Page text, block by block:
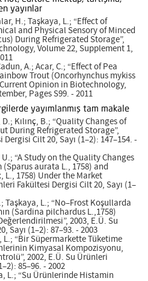
yayınlar
H.; Taşkaya, L.; “Effect of
and Physical Sensory of Minced
During Refrigerated Storage”,
Volume 22, Supplement 1,
A.; Acar, C.; “Effect of Pea
Trout (Oncorhynchus mykiss
Opinion in Biotechnology,
Pages S99. - 2011
yayımlanmış tam makale
Kılınç, B.; “Quality Changes of
During Refrigerated Storage”,
Cilt 20, Sayı (1–2): 147–154. -
“A Study on the Quality Changes
aurata L., 1758) and
1758) Under the Market
Fakültesi Dergisi Cilt 20, Sayı (1–
Taşkaya, L.; “No–Frost Koşullarda
(Sardina pilchardus L.,1758)
2003, E.Ü. Su
Sayı (1–2): 87–93. - 2003
L.; “Bir Süpermarkette Tüketime
Kimyasal Kompozisyonu,
2002, E.Ü. Su Ürünleri
85–96. - 2002
L.; “Su Ürünlerinde Histamin